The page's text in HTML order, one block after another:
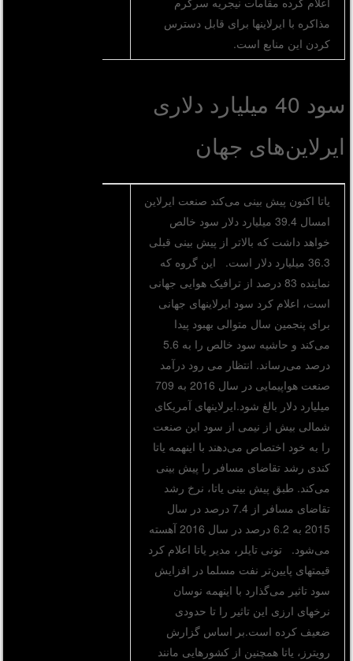
مذاکره با ایرلاینها برای قابل دسترس
کردن این منابع است.
سود 40 میلیارد دلاری
ایرلاین‌های جهان
یاتا اکنون پیش بینی می‌کند صنعت ایرلاین
امسال 39.4 میلیارد دلار سود خالص
خواهد داشت که بالاتر از پیش بینی قبلی
36.3 میلیارد دلار است. این گروه که
نماینده 83 درصد از ترافیک هوایی جهانی
است، اعلام کرد سود ایرلاینهای جهانی
برای پنجمین سال متوالی بهبود پیدا
می‌کند و حاشیه سود خالص را به 5.6
درصد می‌رساند. انتظار می رود درآمد
صنعت هواپیمایی در سال 2016 به 709
میلیارد دلار بالغ شود.ایرلاینهای آمریکای
شمالی بیش از نیمی از سود این صنعت
را به خود اختصاص می‌دهند با اینهمه یاتا
کندی رشد تقاضای مسافر را پیش بینی
می‌کند. طبق پیش بینی یاتا، نرخ رشد
تقاضای مسافر از 7.4 درصد در سال
2015 به 6.2 درصد در سال 2016 آهسته
می‌شود. تونی تایلر، مدیر یاتا اعلام کرد
قیمتهای پایین‌تر نفت مسلما در افزایش
سود تاثیر می‌گذارد با اینهمه نوسان
نرخهای ارزی این تاثیر را تا حدودی
ضعیف کرده است.بر اساس گزارش
رویترز، یاتا همچنین از کشورهایی مانند